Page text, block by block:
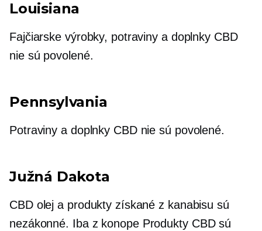
Louisiana
Fajčiarske výrobky, potraviny a doplnky CBD
nie sú povolené.
Pennsylvania
Potraviny a doplnky CBD nie sú povolené.
Južná Dakota
CBD olej a produkty získané z kanabisu sú
nezákonné. Iba z konopeProdukty CBD sú